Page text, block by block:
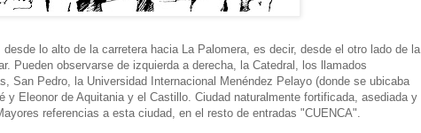
lo alto de la carretera hacia La Palomera, es decir, desde el otro lado de la
Pueden observarse de izquierda a derecha, la Catedral, los llamados
San Pedro, la Universidad Internacional Menéndez Pelayo (donde se ubicaba
y Eleonor de Aquitania y el Castillo. Ciudad naturalmente fortificada, asediada y
referencias a esta ciudad, en el resto de entradas "CUENCA".